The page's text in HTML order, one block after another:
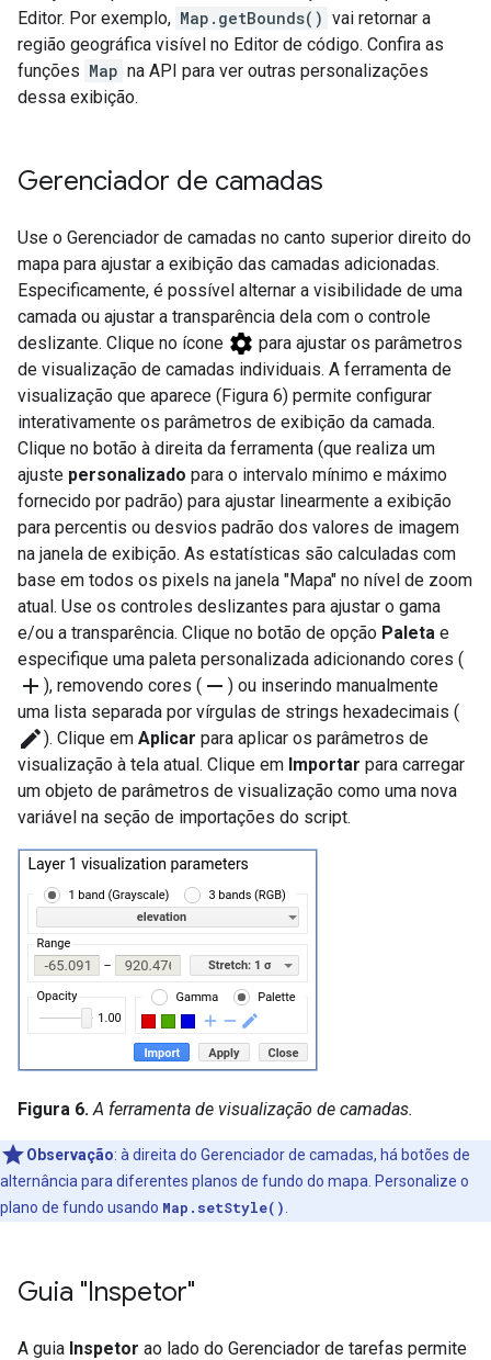
Editor. Por exemplo, Map.getBounds() vai retornar a
região geográfica visível no Editor de código. Confira as
funções Map na API para ver outras personalizações
dessa exibição.
Gerenciador de camadas
Use o Gerenciador de camadas no canto superior direito do
mapa para ajustar a exibição das camadas adicionadas.
Especificamente, é possível alternar a visibilidade de uma
camada ou ajustar a transparência dela com o controle
deslizante. Clique no ícone settings para ajustar os parâmetros
de visualização de camadas individuais. A ferramenta de
visualização que aparece (Figura 6) permite configurar
interativamente os parâmetros de exibição da camada.
Clique no botão à direita da ferramenta (que realiza um
ajuste personalizado para o intervalo mínimo e máximo
fornecido por padrão) para ajustar linearmente a exibição
para percentis ou desvios padrão dos valores de imagem
na janela de exibição. As estatísticas são calculadas com
base em todos os pixels na janela "Mapa" no nível de zoom
atual. Use os controles deslizantes para ajustar o gama
e/ou a transparência. Clique no botão de opção Paleta e
especifique uma paleta personalizada adicionando cores (
add ), removendo cores ( remove ) ou inserindo manualmente
uma lista separada por vírgulas de strings hexadecimais (
edit). Clique em Aplicar para aplicar os parâmetros de
visualização à tela atual. Clique em Importar para carregar
um objeto de parâmetros de visualização como uma nova
variável na seção de importações do script.
Figura 6. A ferramenta de visualização de camadas.
Observação: à direita do Gerenciador de camadas, há botões de
alternância para diferentes planos de fundo do mapa. Personalize o
plano de fundo usando Map.setStyle()
Guia "Inspetor"
A guia Inspetor ao lado do Gerenciador de tarefas permite